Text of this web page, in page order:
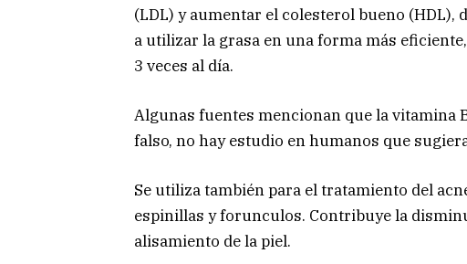
(LDL) y aumentar el colesterol bueno
a utilizar la grasa en una forma más
3 veces al día.
Algunas fuentes mencionan que la vitamina
falso, no hay estudio en humanos que
Se utiliza también para el tratamiento del
espinillas y forunculos. Contribuye la
alisamiento de la piel.